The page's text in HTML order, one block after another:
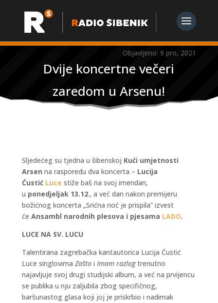
Objavljeno: 9 pro, 2021
Dvije koncertne večeri
zaredom u Arsenu!
Sljedećeg su tjedna u šibenskoj Kući umjetnosti
Arsen na rasporedu dva koncerta – Lucija
Ćustić Luce stiže baš na svoj imendan,
u ponedjeljak 13.12., a već dan nakon premijeru
božićnog koncerta „Srićna noć je prispila” izvest
će Ansambl narodnih plesova i pjesama LADO.
LUCE NA SV. LUCU
Talentirana zagrebačka kantautorica Lucija Ćustić
Luce singlovima Zaštoi Imam razlogtrenutno
najavljuje svoj drugi studijski album, a već na prvijencu
se publika u nju zaljubila zbog specifičnog,
baršunastog glasa koji joj je priskrbio i nadimak